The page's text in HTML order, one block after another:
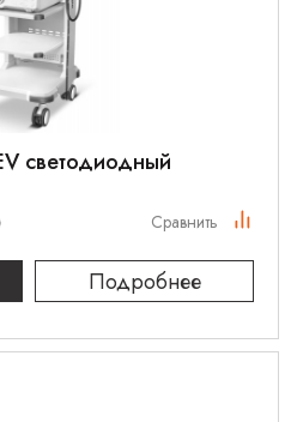
светодиодный
Подробнее
Сравнить